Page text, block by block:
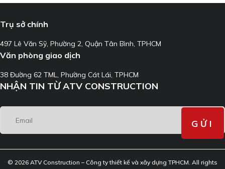
Trụ sở chính
497 Lê Văn Sỹ, Phường 2, Quận Tân Bình, TPHCM
Văn phòng giao dịch
38 Đường 62 TML, Phường Cát Lái, TPHCM
NHẬN TIN TỪ ATV CONSTRUCTION
© 2026 ATV Construction – Công ty thiết kế và xây dựng TPHCM. All rights